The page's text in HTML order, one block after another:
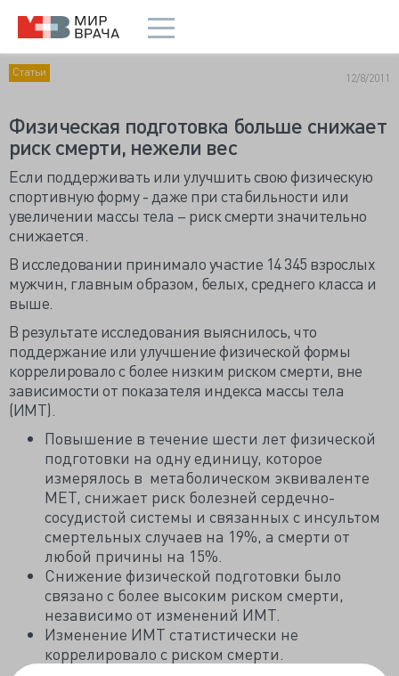
Статьи 12/8/2011
Физическая подготовка больше снижает
риск смерти, нежели вес
Если поддерживать или улучшить свою физическую
спортивную форму - даже при стабильности или
увеличении массы тела – риск смерти значительно
снижается.
В исследовании принимало участие 14 345 взрослых
мужчин, главным образом, белых, среднего класса и
выше.
В результате исследования выяснилось, что
поддержание или улучшение физической формы
коррелировало с более низким риском смерти, вне
зависимости от показателя индекса массы тела
(ИМТ).
Повышение в течение шести лет физической
подготовки на одну единицу, которое
измерялось в метаболическом эквиваленте
МЕТ, снижает риск болезней сердечно-
сосудистой системы и связанных с инсультом
смертельных случаев на 19%, а смерти от
любой причины на 15%.
Снижение физической подготовки было
связано с более высоким риском смерти,
независимо от изменений ИМТ.
Изменение ИМТ статистически не
коррелировало с риском смерти.